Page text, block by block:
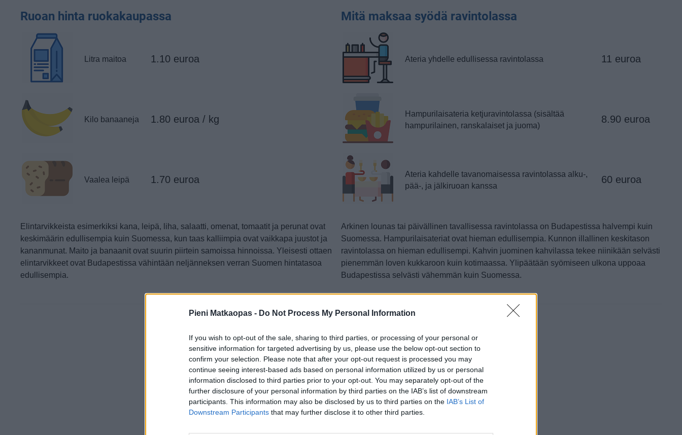
Pieni Matkaopas - Do Not Process My Personal Information
If you wish to opt-out of the sale, sharing to third parties, or processing of your personal or
sensitive information for targeted advertising by us, please use the below opt-out section to
confirm your selection. Please note that after your opt-out request is processed you may
continue seeing interest-based ads based on personal information utilized by us or personal
information disclosed to third parties prior to your opt-out. You may separately opt-out of the
further disclosure of your personal information by third parties on the IAB’s list of downstream
participants. This information may also be disclosed by us to third parties on the IAB’s List of
Downstream Participants that may further disclose it to other third parties.
Ruoan hinta ruokakaupassa
Litra maitoa 1.10 euroa
Kilo banaaneja 1.80 euroa / kg
Vaalea leipä 1.70 euroa
Elintarvikkeista esimerkiksi kana, leipä, liha, salaatti, omenat, tomaatit ja perunat ovat
keskimäärin edullisempia kuin Suomessa, kun taas kalliimpia ovat vaikkapa juustot ja
kananmunat. Maito ja banaanit ovat suurin piirtein samoissa hinnoissa. Yleisesti ottaen
elintarvikkeet ovat Budapestissa vähintään neljänneksen verran Suomen hintatasoa
edullisempia.
Mitä maksaa syödä ravintolassa
Ateria yhdelle edullisessa ravintolassa 11 euroa
Hampurilaisateria ketjuravintolassa (sisältää
hampurilainen, ranskalaiset ja juoma)
8.90 euroa
Ateria kahdelle tavanomaisessa ravintolassa alku-,
pää-, ja jälkiruoan kanssa
60 euroa
Arkinen lounas tai päivällinen tavallisessa ravintolassa on Budapestissa halvempi kuin
Suomessa. Hampurilaisateriat ovat hieman edullisempia. Kunnon illallinen keskitason
ravintolassa on hieman edullisempi. Kahvin juominen kahvilassa tekee niinikään selvästi
pienemmän loven kukkaroon kuin kotimaassa. Ylipäätään syömiseen ulkona uppoaa
Budapestissa selvästi vähemmän kuin Suomessa.